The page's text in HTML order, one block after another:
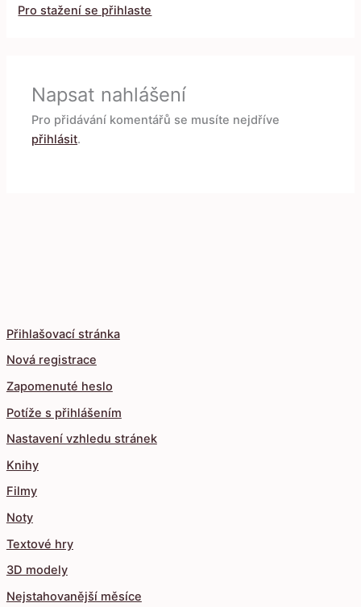
Přihlašovací stránka
Nová registrace
Zapomenuté heslo
Potíže s přihlášením
Nastavení vzhledu stránek
Knihy
Filmy
Noty
Textové hry
3D modely
Nejstahovanější měsíce
Pro stažení se přihlaste
Napsat nahlášení
Pro přidávání komentářů se musíte nejdříve
přihlásit.